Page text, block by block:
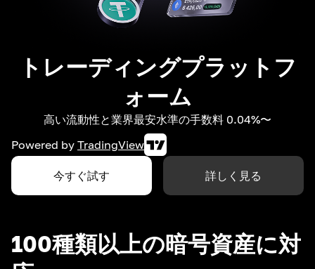
トレーディングプラットフ
ォーム
高い流動性と業界最安水準の手数料 0.04%〜
Powered by TradingView
今すぐ試す 詳しく見る
100種類以上の暗号資産に対